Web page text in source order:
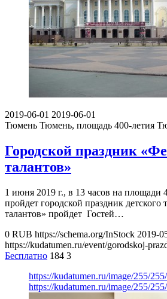
2019-06-01 2019-06-01
Тюмень Тюмень, площадь 400-летия
Городской праздник
талантов»
1 июня 2019 г., в 13 часов на площади
пройдет городской праздник детского
талантов» пройдет Гостей…
0 RUB https://schema.org/InStock 2019-
https://kudatumen.ru/event/gorodskoj-
Бесплатно 184 3
https://kudatumen.ru/image/255/
https://kudatumen.ru/image/255/